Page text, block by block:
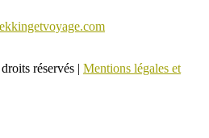
réservés | Mentions légales et